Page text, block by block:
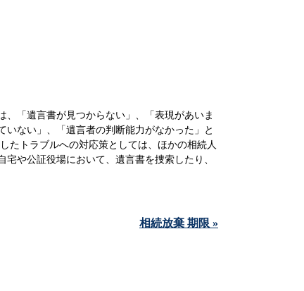
、「遺言書が見つからない」、「表現があいま
いない」、「遺言者の判断能力がなかった」と
たトラブルへの対応策としては、ほかの相続人
や公証役場において、遺言書を捜索したり、
相続放棄 期限 »